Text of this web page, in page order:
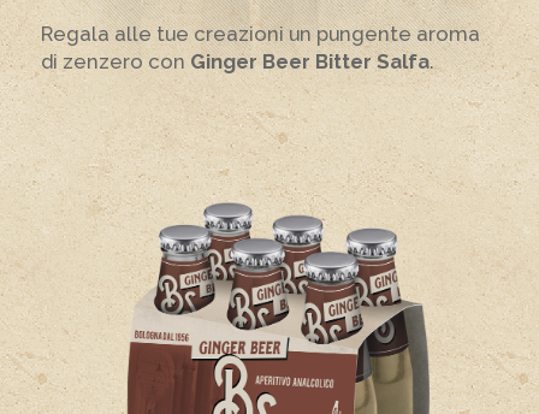
Regala alle tue creazioni un pungente aroma
di zenzero con Ginger Beer Bitter Salfa.